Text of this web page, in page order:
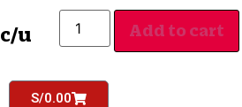
c/u Add to cart
S/0.00